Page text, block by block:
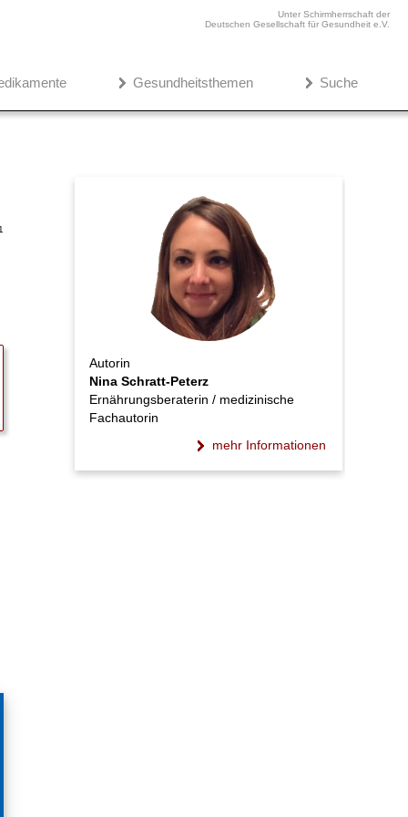
Unter Schirmherrschaft der
Deutschen Gesellschaft für Gesundheit e.V.
Gesundheitsthemen Suche
Autorin
Nina Schratt-Peterz
Ernährungsberaterin / medizinische
Fachautorin
mehr Informationen